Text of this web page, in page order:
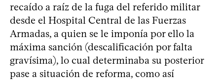
recaído a raíz de la fuga del referido militar
desde el Hospital Central de las Fuerzas
Armadas, a quien se le imponía por ello la
máxima sanción (descalificación por falta
gravísima), lo cual determinaba su posterior
pase a situación de reforma, como así